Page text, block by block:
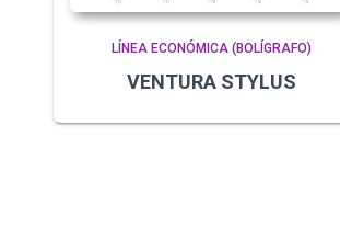
LÍNEA ECONÓMICA (BOLÍGRAFO)
VENTURA STYLUS